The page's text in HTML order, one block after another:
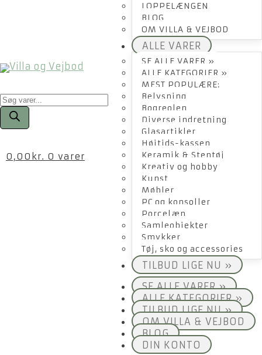
Products
search
0,00 kr. 0 varer
LOPPELÆNGEN
BLOG
OM VILLA & VEJBOD
ALLE VARER
SE ALLE VARER »
ALLE KATEGORIER »
MEST POPULÆRE:
Belysning
Bogreolen
Diverse indretning
Glasartikler
Højtids-kassen
Keramik & Stentøj
Kreativ og hobby
Kunst
Møbler
PC og konsoller
Porcelæn
Samleobjekter
Smykker
Tøj, sko og accessories
TILBUD LIGE NU »
SE ALLE VARER »
ALLE KATEGORIER »
TILBUD LIGE NU »
OM VILLA & VEJBOD
BLOG
DIN KONTO